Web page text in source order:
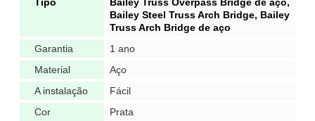
Bailey Steel Truss Arch Bridge, Bailey
Truss Arch Bridge de aço
Garantia
1 ano
Material
Aço
A instalação
Fácil
Cor
Prata